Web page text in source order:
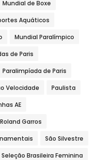
Mundial de Boxe
Aquáticos
Mundial Paralímpico
de Paris
Paralimpíada de Paris
Velocidade Paulista
AE
Roland Garros
São Silvestre
Seleção Brasileira Feminina